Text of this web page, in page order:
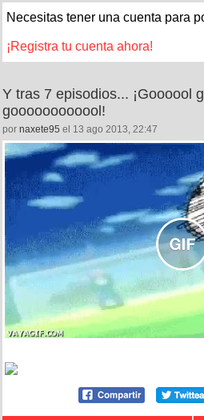
Necesitas tener una cuenta para
¡Registra tu cuenta ahora!
Y tras 7 episodios... ¡Goooool
goooooooooool!
por naxete95 el 13 ago 2013, 22:47